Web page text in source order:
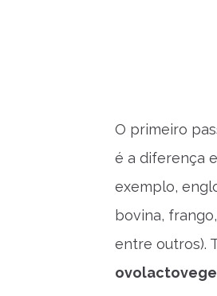
O primeiro
é a diferença
exemplo,
bovina,
entre outros).